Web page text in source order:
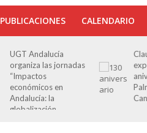
PUBLICACIONES CALENDARIO
Clausurada la
exposición ‘130
aniversario’ en Las
Palmas de Gran
Canaria
de